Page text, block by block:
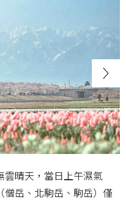
雲晴天，當日上午濕氣
岳、北駒岳、駒岳）僅